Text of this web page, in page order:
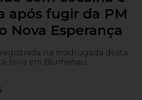
após fugir da PM
Nova Esperança
na madrugada desta
feira em Blumenau.